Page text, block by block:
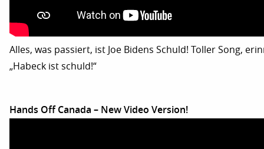
Alles, was passiert, ist Joe Bidens Schuld! Toller Song,
„Habeck ist schuld!“
Hands Off Canada – New Video Version!